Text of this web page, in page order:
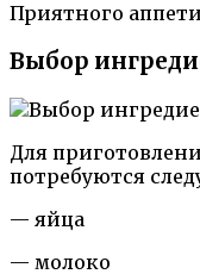
Приятного
Выбор
Для
потребуются
— яйца
— молоко